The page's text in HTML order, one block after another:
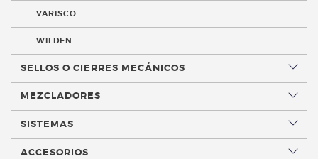
VARISCO
WILDEN
SELLOS O CIERRES MECÁNICOS
MEZCLADORES
SISTEMAS
ACCESORIOS